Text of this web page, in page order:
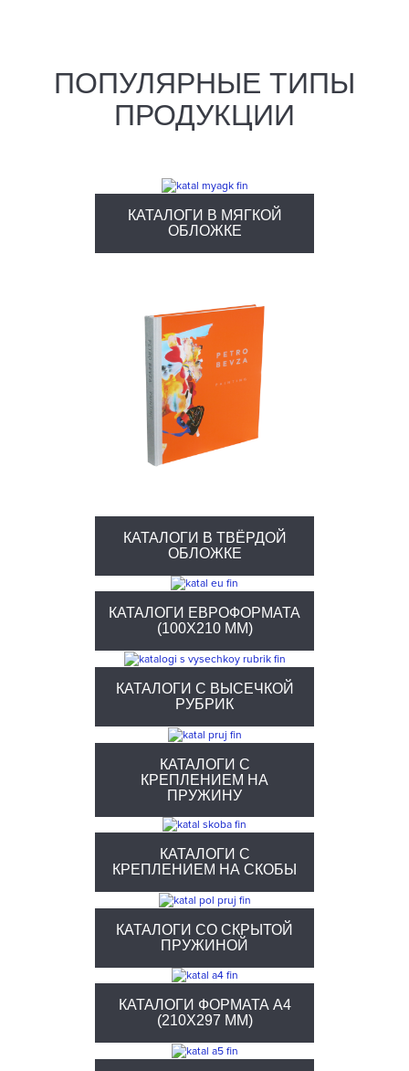
ПОПУЛЯРНЫЕ ТИПЫ
ПРОДУКЦИИ
КАТАЛОГИ В МЯГКОЙ
ОБЛОЖКЕ
КАТАЛОГИ В ТВЁРДОЙ
ОБЛОЖКЕ
КАТАЛОГИ ЕВРОФОРМАТА
(100Х210 ММ)
КАТАЛОГИ С ВЫСЕЧКОЙ
РУБРИК
КАТАЛОГИ С
КРЕПЛЕНИЕМ НА
ПРУЖИНУ
КАТАЛОГИ С
КРЕПЛЕНИЕМ НА СКОБЫ
КАТАЛОГИ СО СКРЫТОЙ
ПРУЖИНОЙ
КАТАЛОГИ ФОРМАТА А4
(210Х297 ММ)